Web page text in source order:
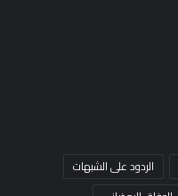
الردود على الشبهات